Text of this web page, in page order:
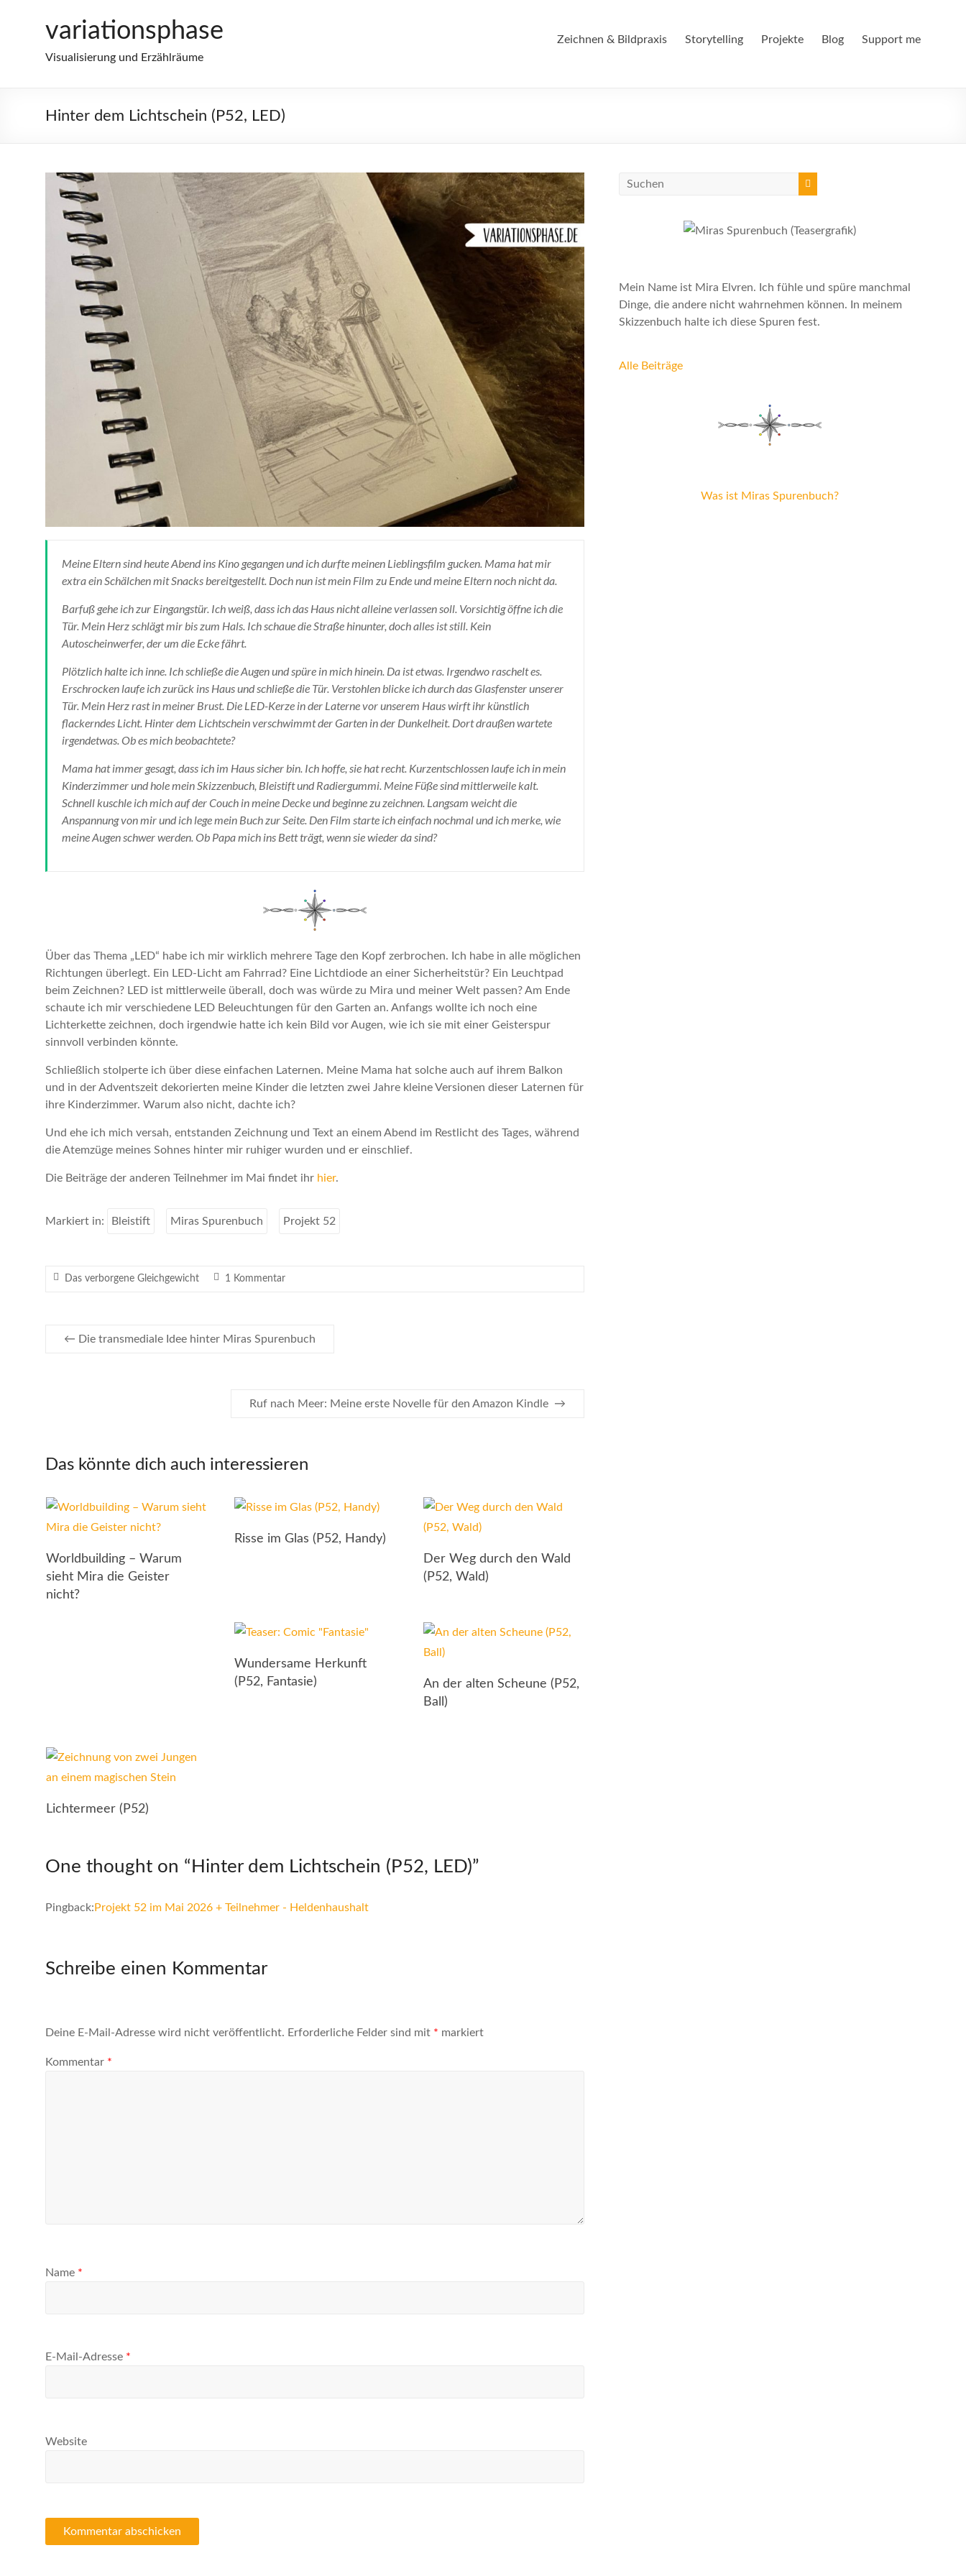
variationsphase
Visualisierung und Erzählräume
Zeichnen & Bildpraxis Storytelling Projekte Blog Support me
Hinter dem Lichtschein (P52, LED)
Meine Eltern sind heute Abend ins Kino gegangen und ich durfte meinen Lieblingsfilm gucken. Mama hat mir
extra ein Schälchen mit Snacks bereitgestellt. Doch nun ist mein Film zu Ende und meine Eltern noch nicht da.
Barfuß gehe ich zur Eingangstür. Ich weiß, dass ich das Haus nicht alleine verlassen soll. Vorsichtig öffne ich die
Tür. Mein Herz schlägt mir bis zum Hals. Ich schaue die Straße hinunter, doch alles ist still. Kein
Autoscheinwerfer, der um die Ecke fährt.
Plötzlich halte ich inne. Ich schließe die Augen und spüre in mich hinein. Da ist etwas. Irgendwo raschelt es.
Erschrocken laufe ich zurück ins Haus und schließe die Tür. Verstohlen blicke ich durch das Glasfenster unserer
Tür. Mein Herz rast in meiner Brust. Die LED-Kerze in der Laterne vor unserem Haus wirft ihr künstlich
flackerndes Licht. Hinter dem Lichtschein verschwimmt der Garten in der Dunkelheit. Dort draußen wartete
irgendetwas. Ob es mich beobachtete?
Mama hat immer gesagt, dass ich im Haus sicher bin. Ich hoffe, sie hat recht. Kurzentschlossen laufe ich in mein
Kinderzimmer und hole mein Skizzenbuch, Bleistift und Radiergummi. Meine Füße sind mittlerweile kalt.
Schnell kuschle ich mich auf der Couch in meine Decke und beginne zu zeichnen. Langsam weicht die
Anspannung von mir und ich lege mein Buch zur Seite. Den Film starte ich einfach nochmal und ich merke, wie
meine Augen schwer werden. Ob Papa mich ins Bett trägt, wenn sie wieder da sind?
Über das Thema „LED“ habe ich mir wirklich mehrere Tage den Kopf zerbrochen. Ich habe in alle möglichen
Richtungen überlegt. Ein LED-Licht am Fahrrad? Eine Lichtdiode an einer Sicherheitstür? Ein Leuchtpad
beim Zeichnen? LED ist mittlerweile überall, doch was würde zu Mira und meiner Welt passen? Am Ende
schaute ich mir verschiedene LED Beleuchtungen für den Garten an. Anfangs wollte ich noch eine
Lichterkette zeichnen, doch irgendwie hatte ich kein Bild vor Augen, wie ich sie mit einer Geisterspur
sinnvoll verbinden könnte.
Schließlich stolperte ich über diese einfachen Laternen. Meine Mama hat solche auch auf ihrem Balkon
und in der Adventszeit dekorierten meine Kinder die letzten zwei Jahre kleine Versionen dieser Laternen für
ihre Kinderzimmer. Warum also nicht, dachte ich?
Und ehe ich mich versah, entstanden Zeichnung und Text an einem Abend im Restlicht des Tages, während
die Atemzüge meines Sohnes hinter mir ruhiger wurden und er einschlief.
Die Beiträge der anderen Teilnehmer im Mai findet ihr hier.
Markiert in: Bleistift Miras Spurenbuch Projekt 52
Das verborgene Gleichgewicht 1 Kommentar
← Die transmediale Idee hinter Miras Spurenbuch
Ruf nach Meer: Meine erste Novelle für den Amazon Kindle →
Das könnte dich auch interessieren
Worldbuilding – Warum
sieht Mira die Geister
nicht?
Risse im Glas (P52, Handy)
Der Weg durch den Wald
(P52, Wald)
Wundersame Herkunft
(P52, Fantasie)
An der alten Scheune (P52,
Ball)
Lichtermeer (P52)
One thought on “ Hinter dem Lichtschein (P52, LED)”
Pingback: Projekt 52 im Mai 2026 + Teilnehmer - Heldenhaushalt
Schreibe einen Kommentar
Deine E-Mail-Adresse wird nicht veröffentlicht. Erforderliche Felder sind mit * markiert
Kommentar *
Name *
E-Mail-Adresse *
Website
Mein Name ist Mira Elvren. Ich fühle und spüre manchmal
Dinge, die andere nicht wahrnehmen können. In meinem
Skizzenbuch halte ich diese Spuren fest.
Alle Beiträge
Was ist Miras Spurenbuch?